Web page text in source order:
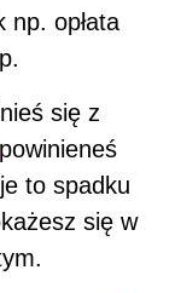
np. opłata
się z
powinieneś
to spadku
się w